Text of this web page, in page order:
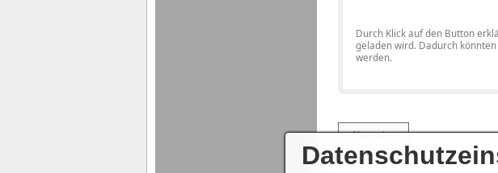
Durch Klick auf den Button
geladen wird. Dadurch
werden.